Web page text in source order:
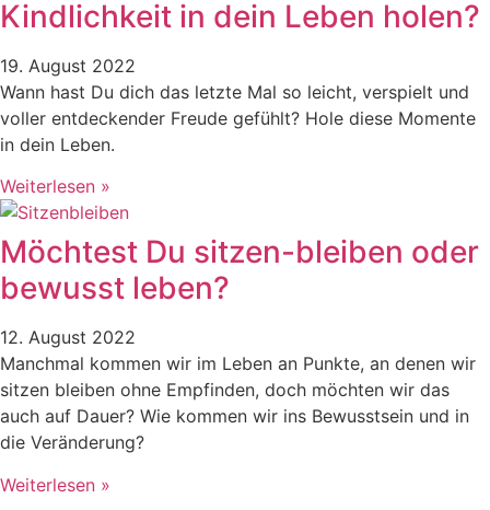
Kindlichkeit in dein Leben holen?
19. August 2022
Wann hast Du dich das letzte Mal so leicht, verspielt und
voller entdeckender Freude gefühlt? Hole diese Momente
in dein Leben.
Weiterlesen »
Möchtest Du sitzen-bleiben oder
bewusst leben?
12. August 2022
Manchmal kommen wir im Leben an Punkte, an denen wir
sitzen bleiben ohne Empfinden, doch möchten wir das
auch auf Dauer? Wie kommen wir ins Bewusstsein und in
die Veränderung?
Weiterlesen »